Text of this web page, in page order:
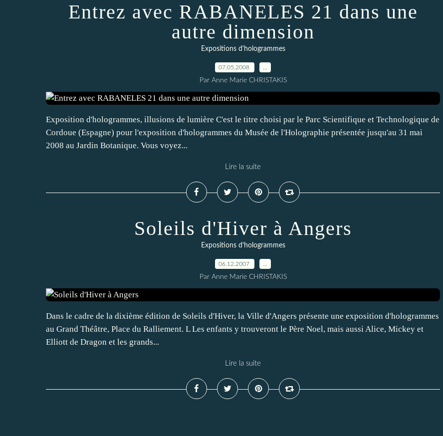
Entrez avec RABANELES 21 dans une
autre dimension
Expositions d'hologrammes
07.05.2008
Par Anne Marie CHRISTAKIS
Exposition d'hologrammes, illusions de lumière C'est le titre choisi par le Parc Scientifique et Technologique de
Cordoue (Espagne) pour l'exposition d'hologrammes du Musée de l'Holographie présentée jusqu'au 31 mai
2008 au Jardin Botanique. Vous voyez...
Lire la suite
Soleils d'Hiver à Angers
Expositions d'hologrammes
06.12.2007
Par Anne Marie CHRISTAKIS
Dans le cadre de la dixième édition de Soleils d'Hiver, la Ville d'Angers présente une exposition d'hologrammes
au Grand Théâtre, Place du Ralliement. L Les enfants y trouveront le Père Noel, mais aussi Alice, Mickey et
Elliott de Dragon et les grands...
Lire la suite